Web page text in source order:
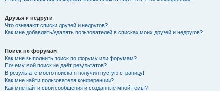
Друзья и недруги
Что означают списки друзей и недругов?
Как мне добавлять/удалять пользователей в списках моих друзей и недругов?
Поиск по форумам
Как мне выполнить поиск по форуму или форумам?
Почему мой поиск не даёт результатов?
В результате моего поиска я получил пустую страницу!
Как мне найти пользователя конференции?
Как мне найти свои сообщения и созданные мной темы?